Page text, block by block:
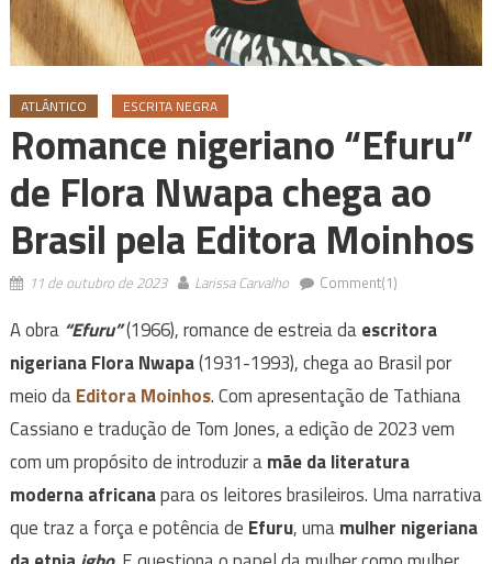
ATLÂNTICO ESCRITA NEGRA
Romance nigeriano “Efuru”
de Flora Nwapa chega ao
Brasil pela Editora Moinhos
11 de outubro de 2023 Larissa Carvalho Comment(1)
A obra “Efuru”(1966), romance de estreia daescritora
nigeriana Flora Nwapa(1931-1993), chega ao Brasil por
meio daEditora Moinhos. Com apresentação de Tathiana
Cassiano e tradução de Tom Jones, a edição de 2023 vem
com um propósito de introduzir amãe da literatura
moderna africanapara os leitores brasileiros. Uma narrativa
que traz a força e potência de Efuru, umamulher nigeriana